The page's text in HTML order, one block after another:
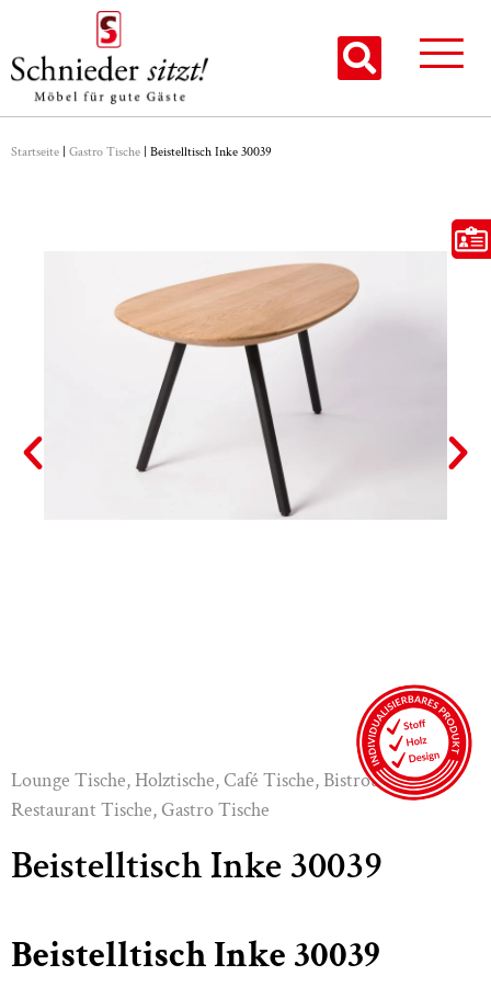
Startseite | Gastro Tische | Beistelltisch Inke 30039
Lounge Tische,Holztische, Café Tische, Bistrotische,
Restaurant Tische, Gastro Tische
Beistelltisch Inke 30039
Beistelltisch Inke 30039